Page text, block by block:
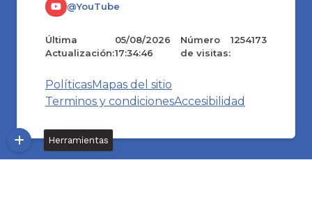
@YouTube
Última
Actualización:
05/08/2026
17:34:46
Número
de visitas:
1254173
PolíticasMapas del sitio
Terminos y condicionesAccesibilidad
Herramientas